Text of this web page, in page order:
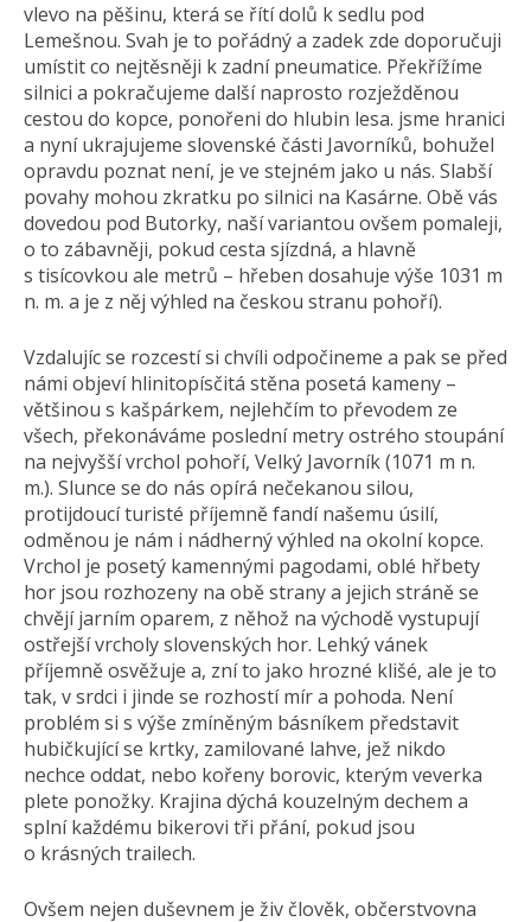
vlevo na pěšinu, která se řítí dolů k sedlu pod
Lemešnou. Svah je to pořádný a zadek zde doporučuji
umístit co nejtěsněji k zadní pneumatice. Překřížíme
silnici a pokračujeme další naprosto rozježděnou
cestou do kopce, ponořeni do hlubin lesa. jsme hranici
a nyní ukrajujeme slovenské části Javorníků, bohužel
opravdu poznat není, je ve stejném jako u nás. Slabší
povahy mohou zkratku po silnici na Kasárne. Obě vás
dovedou pod Butorky, naší variantou ovšem pomaleji,
o to zábavněji, pokud cesta sjízdná, a hlavně
s tisícovkou ale metrů – hřeben dosahuje výše 1031 m
n. m. a je z něj výhled na českou stranu pohoří).
Vzdalujíc se rozcestí si chvíli odpočineme a pak se před
námi objeví hlinitopísčitá stěna posetá kameny –
většinou s kašpárkem, nejlehčím to převodem ze
všech, překonáváme poslední metry ostrého stoupání
na nejvyšší vrchol pohoří, Velký Javorník (1071 m n.
m.). Slunce se do nás opírá nečekanou silou,
protijdoucí turisté příjemně fandí našemu úsilí,
odměnou je nám i nádherný výhled na okolní kopce.
Vrchol je posetý kamennými pagodami, oblé hřbety
hor jsou rozhozeny na obě strany a jejich stráně se
chvějí jarním oparem, z něhož na východě vystupují
ostřejší vrcholy slovenských hor. Lehký vánek
příjemně osvěžuje a, zní to jako hrozné klišé, ale je to
tak, v srdci i jinde se rozhostí mír a pohoda. Není
problém si s výše zmíněným básníkem představit
hubičkující se krtky, zamilované lahve, jež nikdo
nechce oddat, nebo kořeny borovic, kterým veverka
plete ponožky. Krajina dýchá kouzelným dechem a
splní každému bikerovi tři přání, pokud jsou
o krásných trailech.
Ovšem nejen duševnem je živ člověk, občerstvovna